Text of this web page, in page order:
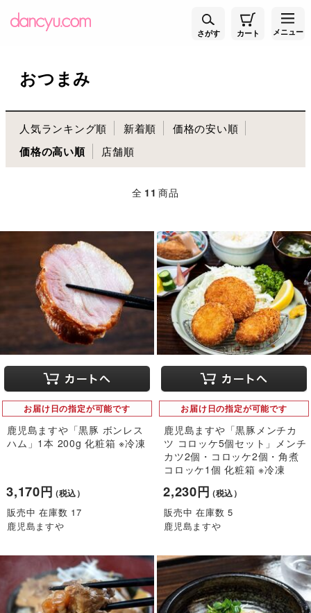
さがす カート メニュー
おつまみ
人気ランキング順 新着順 価格の安い順
価格の高い順 店舗順
全 11 商品
お届け日の指定が可能です
鹿児島ますや「黒豚 ボンレス
ハム」1本 200g 化粧箱 ※冷凍
3,170円（税込）
販売中 在庫数 17
鹿児島ますや
お届け日の指定が可能です
鹿児島ますや「黒豚メンチカ
ツ コロッケ5個セット」メンチ
カツ2個・コロッケ2個・角煮
コロッケ1個 化粧箱 ※冷凍
2,230円（税込）
販売中 在庫数 5
鹿児島ますや